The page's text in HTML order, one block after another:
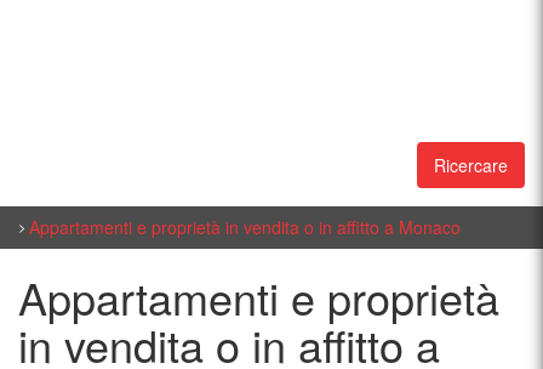
Ricercare
Appartamenti e proprietà in vendita o in affitto a Monaco
Appartamenti e proprietà
in vendita o in affitto a